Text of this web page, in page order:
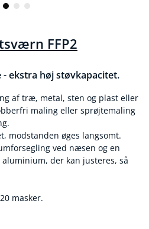
FFP2
- ekstra høj støvkapacitet.
af træ, metal, sten og plast eller
maling eller sprøjtemaling
modstanden øges langsomt.
ved næsen og en
der kan justeres, så
masker.